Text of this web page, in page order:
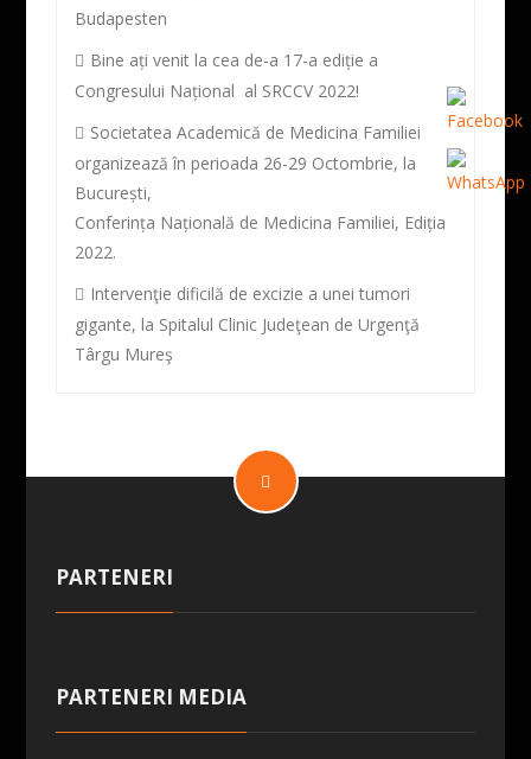
Budapesten
Bine ați venit la cea de-a 17-a ediție a
Congresului Național al SRCCV 2022!
Societatea Academică de Medicina Familiei
organizează în perioada 26-29 Octombrie, la
București,
Conferința Națională de Medicina Familiei, Ediția
2022.
Intervenţie dificilă de excizie a unei tumori
gigante, la Spitalul Clinic Judeţean de Urgenţă
Târgu Mureş
PARTENERI
PARTENERI MEDIA